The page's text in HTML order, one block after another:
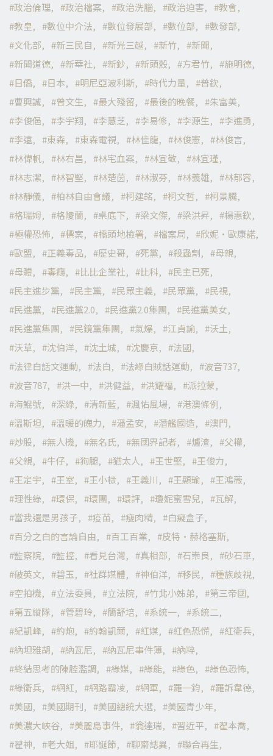
政治倫理
政治檔案 政治洗腦 政治迫害
教會
教皇
數位中介法 數位發展部 數位部
數發部
文化部
新三民自 新光三越 新竹
新聞
新聞道德
新華社 新鈔 新頭殼 方君竹
施明德
日僑
日本 明尼亞波利斯 時代力量
普欽
曹興誠
曾文生 最大殘留 最後的晚餐
朱富美
李俊俋
李宇翔 李慧芝 李易修 李源生
李進勇
李遠
東森 東森電視 林佳龍 林俊憲
林俊言
林偉帆
林右昌 林宅血案 林宜敬
林宜瑾
林志潔
林智堅 林楚茵 林淑芬 林義雄
林郁容
林靜儀
柏林自由會議 柯建銘 柯文哲
柯景騰
格瑞姆
格陵蘭 桌底下 梁文傑 梁洪昇
楊惠欽
極權恐怖
標案 橋頭地檢署 檔案局
欣妮·歐康諾
歐盟
正義毒品 歷史哥 死黨 殺蟲劑
母親
母體
毒癮 比比企業社 比科
民主已死
民主進步黨
民主黨 民眾主義 民眾黨
民視
民進黨
民進黨2.0 民進黨2.0集團
民進黨美女
民進黨集團
民鏡黨集團 氣爆 江貞諭
沃土
沃草
沈伯洋 沈土城 沈慶京
法國
法律白話文運動
法白 法綠白賊話運動
波音737
波音787
洪一中 洪健益 洪耀福
派拉蒙
海鯤號
深綠 清新藍 渢佑風場
港澳條例
溫斯坦
溫暖的魄力 潘孟安 潛艦國造
澳門
炒股
無人機 無名氏 無國界記者 爐渣
父權
父親
牛仔 狗腿 猶太人 王世堅
王俊力
王定宇
王室 王小棣 王義川 王顯瑜
王鴻薇
理性綠
環保 環團 環評 瓊妮蜜雪兒
瓦解
當我還是男孩子
疫苗 瘦肉精
白癡盒子
百分之白的言論自由
百工百業
皮特·赫格塞斯
監察院
監控 看見台灣 真相部 石崇良
砂石車
破英文
碧玉 社群媒體 神伯洋 移民
種族歧視
空拍機
立法委員 立法院 竹北小姊弟
第三帝國
第五縱隊
管碧玲 簡舒培 系統一
系統二
紀凱峰
約炮 約翰凱爾 紅媒 紅色恐慌
紅衛兵
納坦雅胡
納瓦尼 納瓦尼事件簿
納粹
終結思考的陳腔濫調
綠媒 綠能 綠色
綠色恐怖
綠衛兵
網紅 網路霸凌 網軍 羅一鈞
羅訴韋德
美國
美國期刊 美國總統大選
美國青少年
美濃大峽谷
美麗島事件 翁達瑞 習近平
翟本喬
翟神
老大姐 耶誕節 聊齋誌異
聯合再生